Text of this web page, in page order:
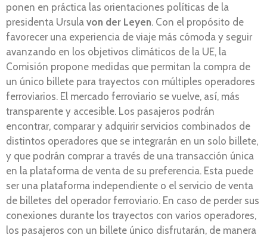
ponen en práctica las orientaciones políticas de la
presidenta Ursula von der Leyen. Con el propósito de
favorecer una experiencia de viaje más cómoda y seguir
avanzando en los objetivos climáticos de la UE, la
Comisión propone medidas que permitan la compra de
un único billete para trayectos con múltiples operadores
ferroviarios. El mercado ferroviario se vuelve, así, más
transparente y accesible. Los pasajeros podrán
encontrar, comparar y adquirir servicios combinados de
distintos operadores que se integrarán en un solo billete,
y que podrán comprar a través de una transacción única
en la plataforma de venta de su preferencia. Esta puede
ser una plataforma independiente o el servicio de venta
de billetes del operador ferroviario. En caso de perder sus
conexiones durante los trayectos con varios operadores,
los pasajeros con un billete único disfrutarán, de manera